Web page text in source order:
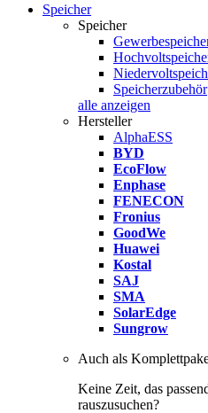
Speicher
Speicher
Speicherzubehör
alle anzeigen
Hersteller
AlphaESS
BYD
EcoFlow
Enphase
FENECON
Fronius
GoodWe
Huawei
Kostal
SAJ
SMA
SolarEdge
Sungrow
Auch als
Keine Zeit, das
rauszusuchen?